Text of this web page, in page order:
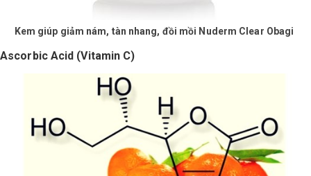
Kem giúp giảm nám, tàn nhang, đồi mồi Nuderm Clear Obagi​
Ascorbic Acid (Vitamin C)